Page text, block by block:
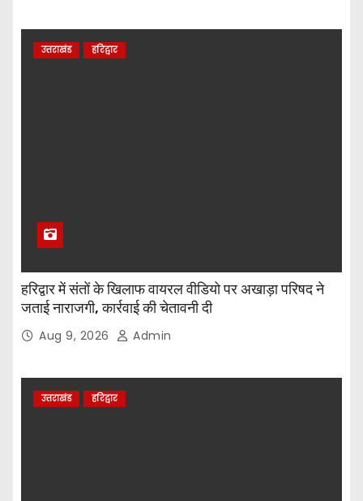
उत्तराखंड हरिद्वार
हरिद्वार में संतों के खिलाफ वायरल वीडियो पर अखाड़ा परिषद ने
जताई नाराजगी, कार्रवाई की चेतावनी दी
Aug 9, 2026 Admin
उत्तराखंड हरिद्वार